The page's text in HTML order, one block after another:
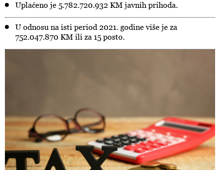
Uplaćeno je 5.782.720.932 KM javnih prihoda.
U odnosu na isti period 2021. godine više je za
752.047.870 KM ili za 15 posto.